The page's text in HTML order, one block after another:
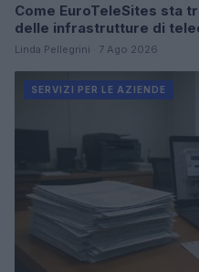
Come EuroTeleSites sta
delle infrastrutture di
Linda Pellegrini · 7 Ago 2026
SERVIZI PER LE AZIENDE